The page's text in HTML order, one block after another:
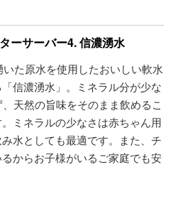
ーサーバー4. 信濃湧水
た原水を使用したおいしい軟水
信濃湧水」。ミネラル分が少な
天然の旨味をそのまま飲めるこ
ミネラルの少なさは赤ちゃん用
水としても最適です。また、チ
からお子様がいるご家庭でも安